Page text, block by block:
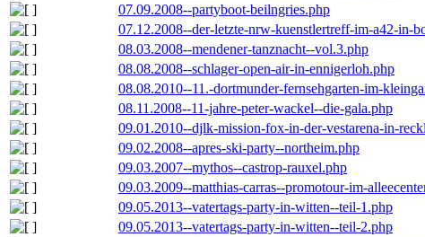
07.09.2008--partyboot-beilngries.php
07.12.2008--der-letzte-nrw-kuenstlertreff-im-a42-in-
08.03.2008--mendener-tanznacht--vol.3.php
08.08.2008--schlager-open-air-in-ennigerloh.php
08.08.2010--11.-dortmunder-fernsehgarten-im-
08.11.2008--11-jahre-peter-wackel--die-gala.php
09.01.2010--djlk-mission-fox-in-der-vestarena-in-
09.02.2008--apres-ski-party--northeim.php
09.03.2007--mythos--castrop-rauxel.php
09.03.2009--matthias-carras--promotour-im-
09.05.2013--vatertags-party-in-witten--teil-1.php
09.05.2013--vatertags-party-in-witten--teil-2.php